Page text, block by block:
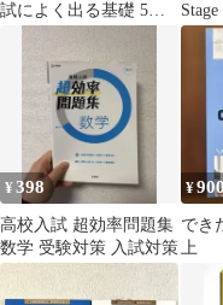
試によく出る基礎 5教
☆
¥398
高校入試 超効率問題集
数学 受験対策 入試対策
¥
でき
上